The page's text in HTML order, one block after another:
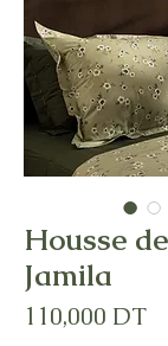
Housse
Jamila
110,000 DT